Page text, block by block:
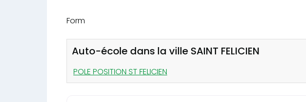
Form
Auto-école dans la ville SAINT FELICIEN
POLE POSITION ST FELICIEN